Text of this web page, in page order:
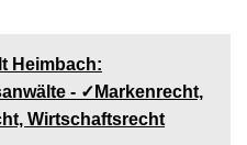
Heimbach:
- ✓Markenrecht,
Wirtschaftsrecht